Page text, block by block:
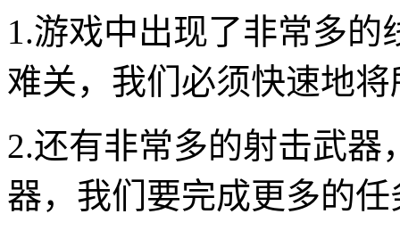
1.游戏中出现了非常多
难关，我们必须快速地
2.还有非常多的射击武
器，我们要完成更多的